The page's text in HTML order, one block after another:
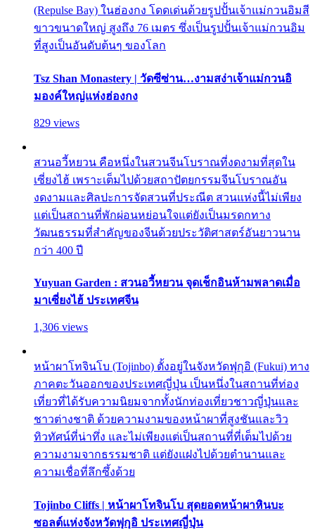
(Repulse Bay) ในฮ่องกง โดดเด่นด้วยรูปปั้นเจ้าแม่กวนอิมสี
ขาวขนาดใหญ่ สูงถึง 76 เมตร ซึ่งเป็นรูปปั้นเจ้าแม่กวนอิม
ที่สูงเป็นอันดับต้นๆ ของโลก
Tsz Shan Monastery | วัดซีซ่าน…งามสง่าเจ้าแม่กวนอิ
มองค์ใหญ่แห่งฮ่องกง
829 views
สวนอวี้หยวน คือหนึ่งในสวนจีนโบราณที่งดงามที่สุดใน
เซี่ยงไฮ้ เพราะเต็มไปด้วยสถาปัตยกรรมจีนโบราณอัน
งดงามและศิลปะการจัดสวนที่ประณีต สวนแห่งนี้ไม่เพียง
แต่เป็นสถานที่พักผ่อนหย่อนใจแต่ยังเป็นมรดกทาง
วัฒนธรรมที่สำคัญของจีนด้วยประวัติศาสตร์อันยาวนาน
กว่า 400 ปี
Yuyuan Garden : สวนอวี้หยวน จุดเช็กอินห้ามพลาดเมื่อ
มาเซี่ยงไฮ้ ประเทศจีน
1,306 views
หน้าผาโทจินโบ (Tojinbo) ตั้งอยู่ในจังหวัดฟุกุอิ (Fukui) ทาง
ภาคตะวันออกของประเทศญี่ปุ่น เป็นหนึ่งในสถานที่ท่อง
เที่ยวที่ได้รับความนิยมจากทั้งนักท่องเที่ยวชาวญี่ปุ่นและ
ชาวต่างชาติ ด้วยความงามของหน้าผาที่สูงชันและวิว
ทิวทัศน์ที่น่าทึ่ง และไม่เพียงแต่เป็นสถานที่ที่เต็มไปด้วย
ความงามจากธรรมชาติ แต่ยังแฝงไปด้วยตำนานและ
ความเชื่อที่ลึกซึ้งด้วย
Tojinbo Cliffs | หน้าผาโทจินโบ สุดยอดหน้าผาหินบะ
ซอลต์แห่งจังหวัดฟุกุอิ ประเทศญี่ปุ่น